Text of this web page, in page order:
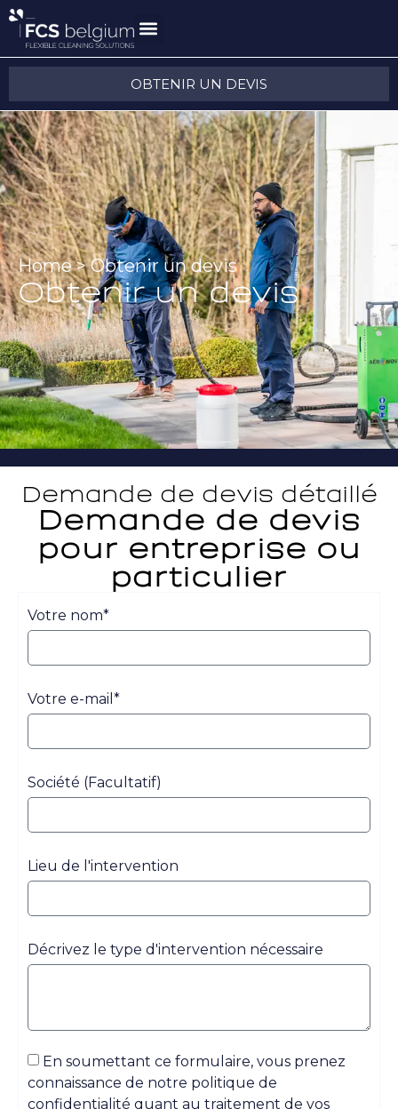
OBTENIR UN DEVIS
Home>Obtenir un devis
Obtenir un devis
Demande de devis détaillé
Demande de devis
pour entreprise ou
particulier
Votre nom*
Votre e-mail*
Société (Facultatif)
Lieu de l'intervention
Décrivez le type d'intervention nécessaire
En soumettant ce formulaire, vous prenez
connaissance de notre politique de
confidentialité quant au traitement de vos